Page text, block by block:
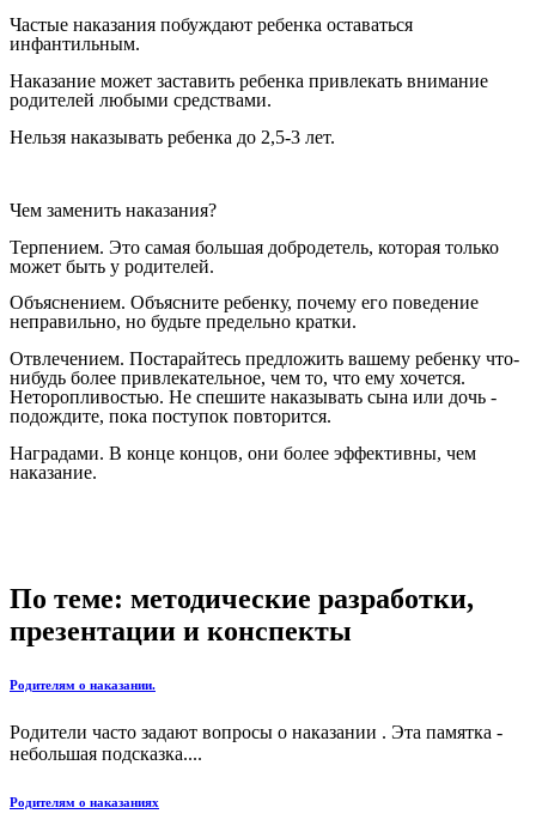
Частые наказания побуждают ребенка оставаться
инфантильным.
Наказание может заставить ребенка привлекать внимание
родителей любыми средствами.
Нельзя наказывать ребенка до 2,5-3 лет.
Чем заменить наказания?
Терпением. Это самая большая добродетель, которая только
может быть у родителей.
Объяснением. Объясните ребенку, почему его поведение
неправильно, но будьте предельно кратки.
Отвлечением. Постарайтесь предложить вашему ребенку что-
нибудь более привлекательное, чем то, что ему хочется.
Неторопливостью. Не спешите наказывать сына или дочь -
подождите, пока поступок повторится.
Наградами. В конце концов, они более эффективны, чем
наказание.
По теме: методические разработки,
презентации и конспекты
Родителям о наказании.
Родители часто задают вопросы о наказании . Эта памятка -
небольшая подсказка....
Родителям о наказаниях